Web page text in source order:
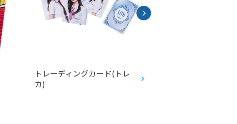
トレーディングカード(トレ
カ)